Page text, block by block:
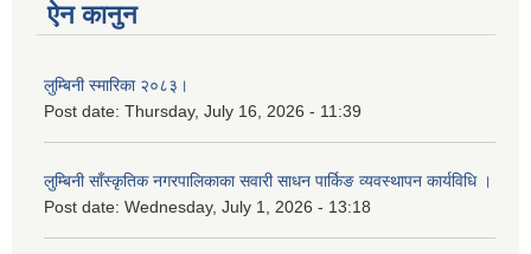
ऐन कानुन
लुम्बिनी स्मारिका २०८३।
Post date: Thursday, July 16, 2026 - 11:39
लुम्बिनी साँस्कृतिक नगरपालिकाका सवारी साधन पार्किङ व्यवस्थापन कार्यविधि ।
Post date: Wednesday, July 1, 2026 - 13:18